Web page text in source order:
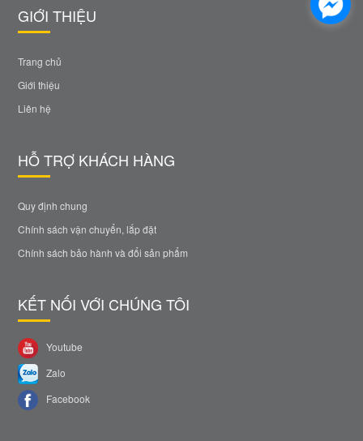
GIỚI THIỆU
Trang chủ
Giới thiệu
Liên hệ
HỖ TRỢ KHÁCH HÀNG
Quy định chung
Chính sách vận chuyển, lắp đặt
Chính sách bảo hành và đổi sản phẩm
KẾT NỐI VỚI CHÚNG TÔI
Youtube
Zalo
Facebook